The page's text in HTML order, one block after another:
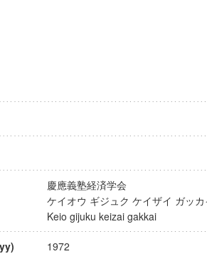
慶應義塾経済学会
ケイオウ ギジュク ケイザイ ガ
Keio gijuku keizai gakkai
1972